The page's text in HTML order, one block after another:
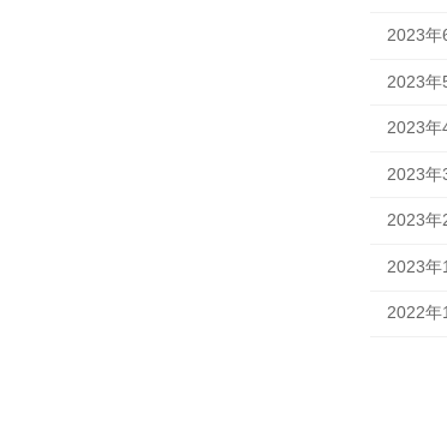
2023年
2023年
2023年
2023年
2023年
2023年
2022年